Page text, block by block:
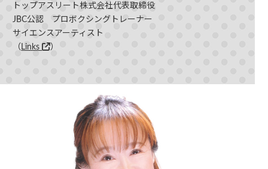
トップアスリート株式会社代表取締役
JBC公認 プロボクシングトレーナー
サイエンスアーティスト
（ Links ）